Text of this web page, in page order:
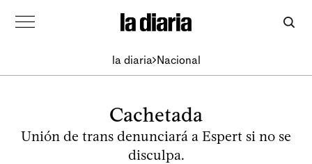
la diaria Nacional
Cachetada
Unión de trans denunciará a Espert si no se
disculpa.